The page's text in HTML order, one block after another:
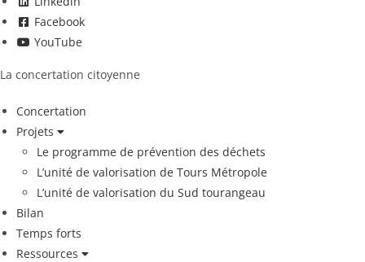
Facebook
YouTube
La concertation citoyenne
Concertation
Projets
Le programme de prévention des déchets
L’unité de valorisation de Tours Métropole
L’unité de valorisation du Sud tourangeau
Bilan
Temps forts
Ressources